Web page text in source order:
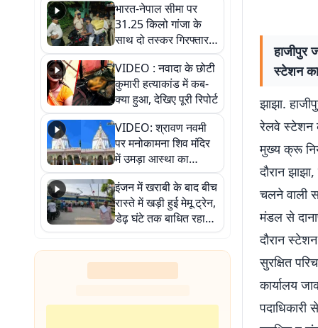
भारत-नेपाल सीमा पर
31.25 किलो गांजा के
साथ दो तस्कर गिरफ्तार,
नेपाली नंबर की बाइक
जब्त
VIDEO : नवादा के छोटी
कुमारी हत्याकांड में कब-
क्या हुआ, देखिए पूरी रिपोर्ट
VIDEO: श्रावण नवमी
पर मनोकामना शिव मंदिर
में उमड़ा आस्था का
सैलाब, हर-हर महादेव के
जयघोष से गूंजा परिसर
इंजन में खराबी के बाद बीच
रास्ते में खड़ी हुई मेमू ट्रेन,
डेढ़ घंटे तक बाधित रहा
आवागमन
हाजीपुर
स्टेशन का
झाझा.
रेलवे स्टेशन
मुख्य क्रू
दौरान
चलने वाली
मंडल से
दौरान
सुरक्षित
कार्यालय